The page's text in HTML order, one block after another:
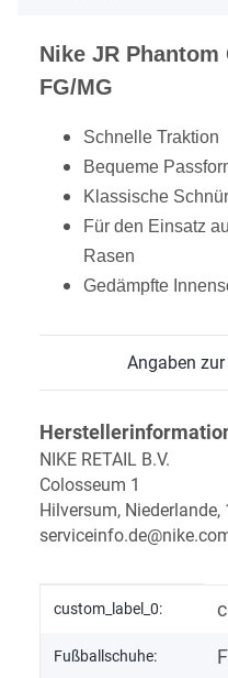
Nike JR Phantom
FG/MG
Schnelle Traktion
Bequeme
Klassische
Für den Einsatz
Rasen
Gedämpfte
Angaben
NIKE RETAIL B.V.
Colosseum 1
Hilversum, Niederlande,
Wert
custom_label_0:
Fußballschuhe: